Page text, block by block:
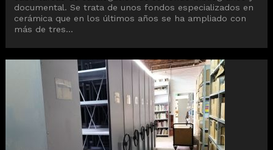
documental. Se trata de unos fondos especializados en
cerámica que en los últimos años se ha ampliado con
más de tres...